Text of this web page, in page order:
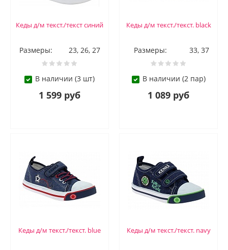
Кеды д/м текст./текст синий
Размеры: 23, 26, 27
В наличии (3 шт)
1 599 руб
Кеды д/м текст./текст. black
Размеры: 33, 37
В наличии (2 пар)
1 089 руб
Кеды д/м текст./текст. blue Кеды д/м текст./текст. navy